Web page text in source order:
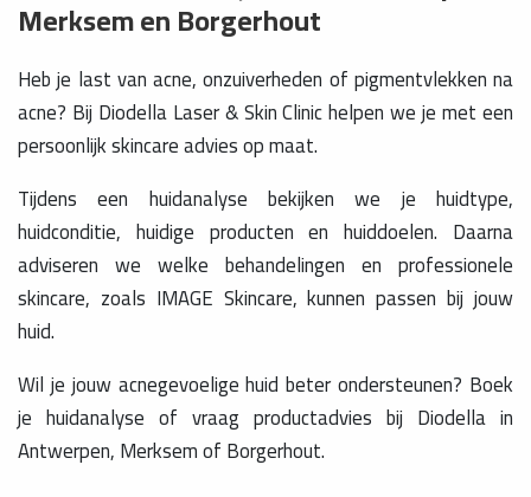
Merksem en Borgerhout
Heb je last van acne, onzuiverheden of pigmentvlekken na
acne? Bij Diodella Laser & Skin Clinic helpen we je met een
persoonlijk skincare advies op maat.
Tijdens een huidanalyse bekijken we je huidtype,
huidconditie, huidige producten en huiddoelen. Daarna
adviseren we welke behandelingen en professionele
skincare, zoals IMAGE Skincare, kunnen passen bij jouw
huid.
Wil je jouw acnegevoelige huid beter ondersteunen? Boek
je huidanalyse of vraag productadvies bij Diodella in
Antwerpen, Merksem of Borgerhout.